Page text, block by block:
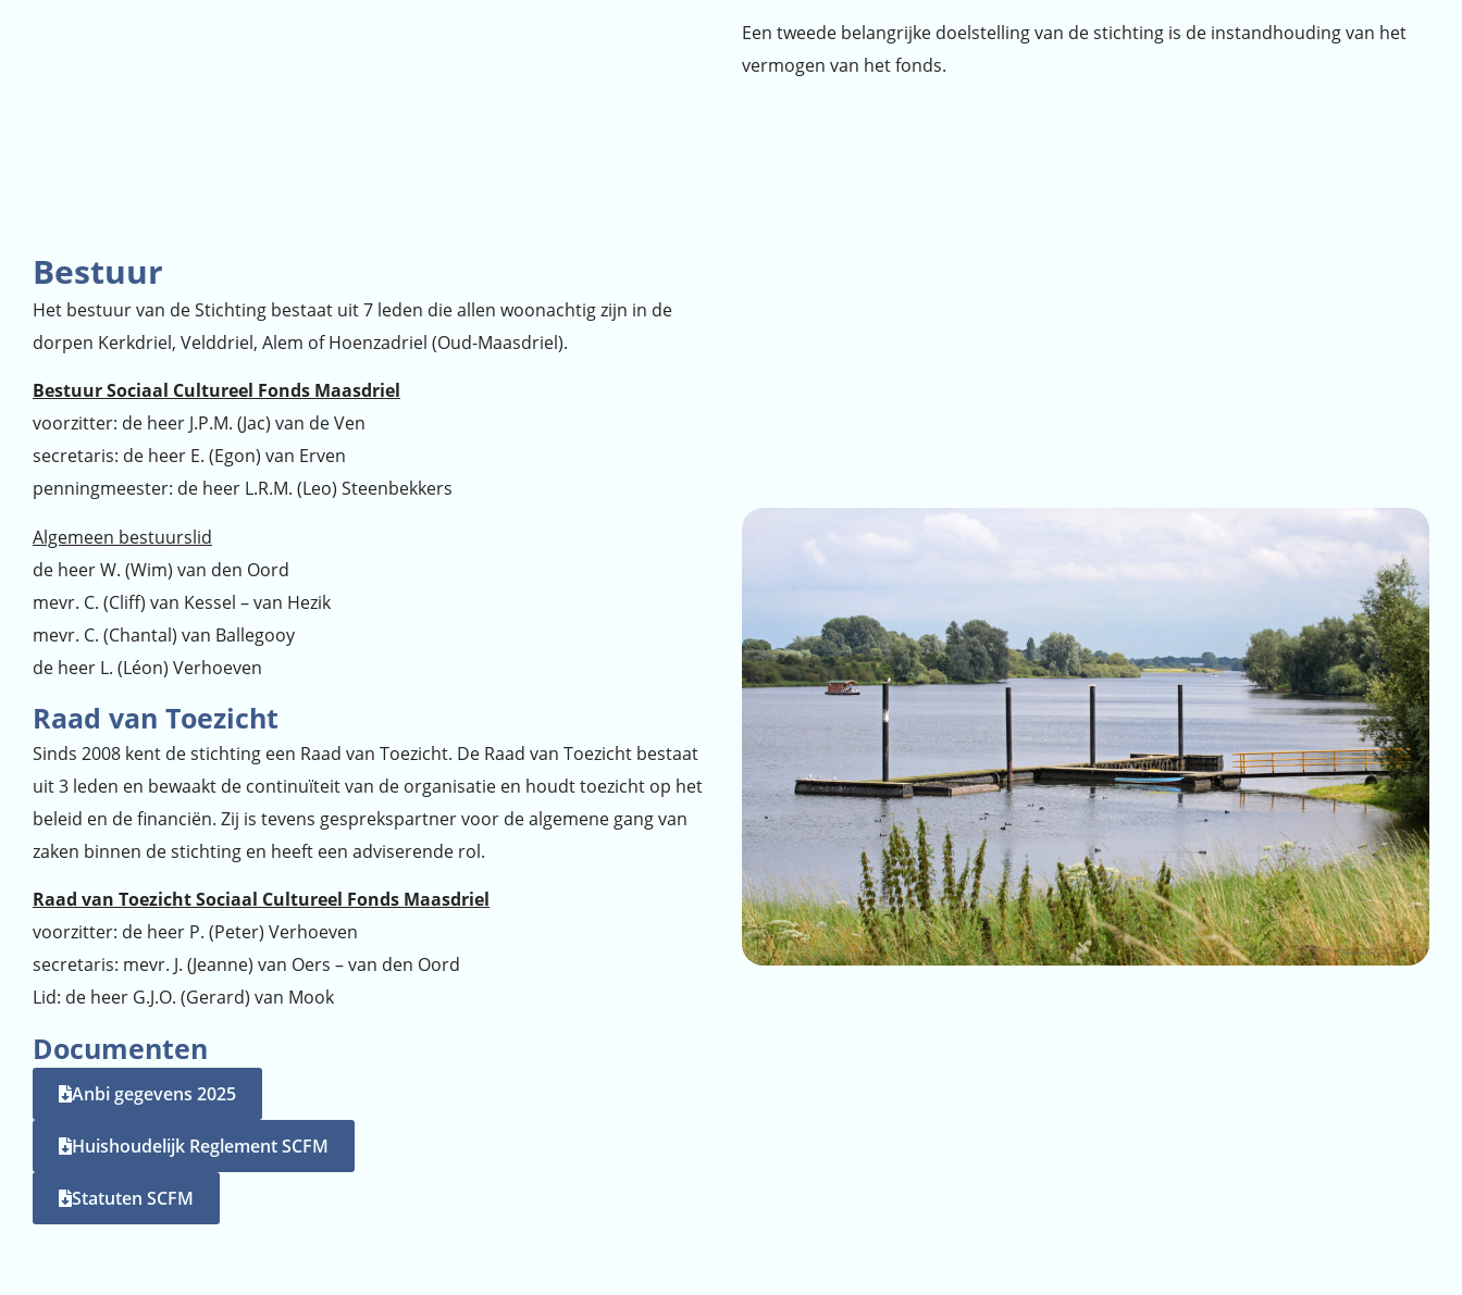
Een tweede belangrijke doelstelling van de stichting is de instandhouding van het
vermogen van het fonds.
Bestuur
Het bestuur van de Stichting bestaat uit 7 leden die allen woonachtig zijn in de
dorpen Kerkdriel, Velddriel, Alem of Hoenzadriel (Oud-Maasdriel).
Bestuur Sociaal Cultureel Fonds Maasdriel
voorzitter: de heer J.P.M. (Jac) van de Ven
secretaris: de heer E. (Egon) van Erven
penningmeester: de heer L.R.M. (Leo) Steenbekkers
Algemeen bestuurslid
de heer W. (Wim) van den Oord
mevr. C. (Cliff) van Kessel – van Hezik
mevr. C. (Chantal) van Ballegooy
de heer L. (Léon) Verhoeven
Raad van Toezicht
Sinds 2008 kent de stichting een Raad van Toezicht. De Raad van Toezicht bestaat
uit 3 leden en bewaakt de continuïteit van de organisatie en houdt toezicht op het
beleid en de financiën. Zij is tevens gesprekspartner voor de algemene gang van
zaken binnen de stichting en heeft een adviserende rol.
Raad van Toezicht Sociaal Cultureel Fonds Maasdriel
voorzitter: de heer P. (Peter) Verhoeven
secretaris: mevr. J. (Jeanne) van Oers – van den Oord
Lid: de heer G.J.O. (Gerard) van Mook
Documenten
Anbi gegevens 2025
Huishoudelijk Reglement SCFM
Statuten SCFM